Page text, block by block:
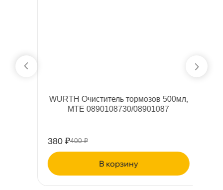
WURTH Очиститель тормозов 500мл,
MTE 0890108730/08901087
380 ₽ 400 ₽
корзину